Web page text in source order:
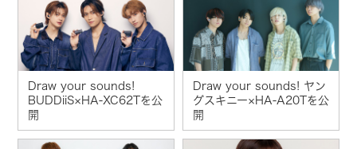
Draw your sounds!
BUDDiiS×HA-XC62Tを公
開
Draw your sounds! ヤン
グスキニー×HA-A20Tを公
開